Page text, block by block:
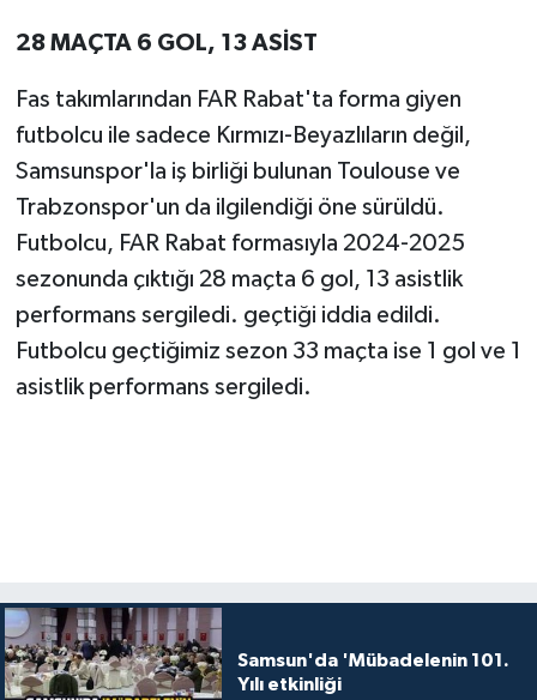
28 MAÇTA 6 GOL, 13 ASİST
Fas takımlarından FAR Rabat'ta forma giyen
futbolcu ile sadece Kırmızı-Beyazlıların değil,
Samsunspor'la iş birliği bulunan Toulouse ve
Trabzonspor'un da ilgilendiği öne sürüldü.
Futbolcu, FAR Rabat formasıyla 2024-2025
sezonunda çıktığı 28 maçta 6 gol, 13 asistlik
performans sergiledi. geçtiği iddia edildi.
Futbolcu geçtiğimiz sezon 33 maçta ise 1 gol ve 1
asistlik performans sergiledi.
Samsun'da 'Mübadelenin 101.
Yılı etkinliği